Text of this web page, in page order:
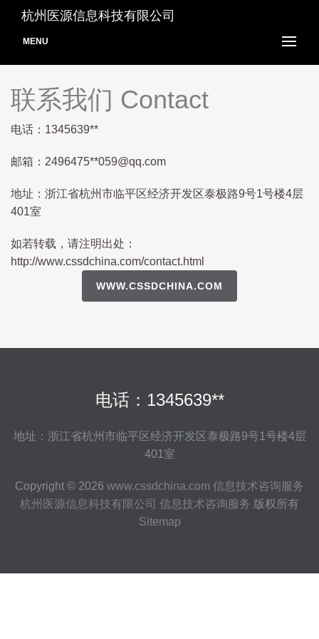
杭州医源信息科技有限公司
MENU
联系我们 Contact
电话：1345639**
邮箱：2496475**059@qq.com
地址：浙江省杭州市临平区经济开发区泰极路9号1号楼4层
401室
如若转载，请注明出处：
http://www.cssdchina.com/contact.html
WWW.CSSDCHINA.COM
电话：1345639**
地址：浙江省杭州市临平区经济开发区泰极路9号1号楼4层
401室
Copyright © 2026 www.cssdchina.com 信息技术咨询服务
杭州医源信息科技有限公司 信息技术咨询服务 版权所有
Sitemap